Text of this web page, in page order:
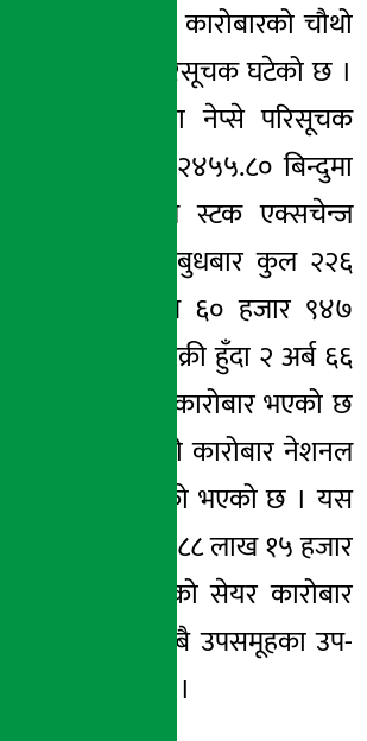
काठमाडौं । साताको कारोबारको चौथो
दिन बुधबार नेप्से परिसूचक घटेको छ ।
मंगलबारको तुलनामा नेप्से परिसूचक
५३.१० अंकले घटेर २४५५.८० बिन्दुमा
पुगेको हो । नेपाल स्टक एक्सचेन्ज
(नेप्से) का अनुसार बुधबार कुल २२६
कम्पनीको ६५ लाख ६० हजार ९४७
कित्ता सेयर खरिद बिक्री हुँदा २ अर्ब ६६
करोडमाथिको सेयर कारोबार भएको छ
। आज सबैभन्दा बढी कारोबार नेशनल
हाईड्रोपावर कम्पनीको भएको छ । यस
कम्पनीको ११ करोड ८८ लाख १५ हजार
९७७ रुपैयाँ बराबरको सेयर कारोबार
भएको हो । आज सबै उपसमूहका उप-
परिसूचक घटेका छन् ।